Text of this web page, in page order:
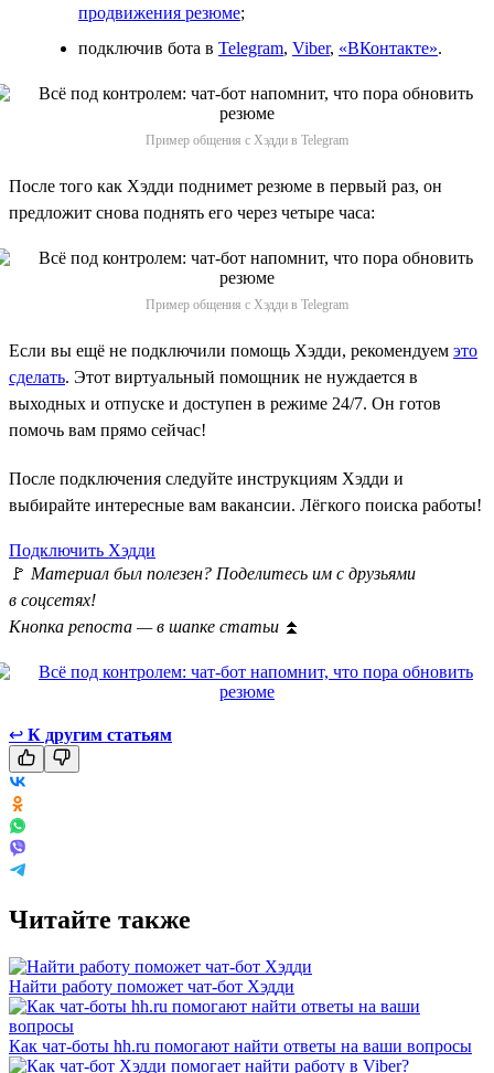
продвижения резюме;
подключив бота в Telegram, Viber, «ВКонтакте».
Пример общения с Хэдди в Telegram
После того как Хэдди поднимет резюме в первый раз, он
предложит снова поднять его через четыре часа:
Пример общения с Хэдди в Telegram
Если вы ещё не подключили помощь Хэдди, рекомендуем это
сделать. Этот виртуальный помощник не нуждается в
выходных и отпуске и доступен в режиме 24/7. Он готов
помочь вам прямо сейчас!
После подключения следуйте инструкциям Хэдди и
выбирайте интересные вам вакансии. Лёгкого поиска работы!
Подключить Хэдди
🚩 Материал был полезен? Поделитесь им с друзьями
в соцсетях!
Кнопка репоста — в шапке статьи ⏫
↩ К другим статьям
Читайте также
Найти работу поможет чат-бот Хэдди
Как чат-боты hh.ru помогают найти ответы на ваши вопросы